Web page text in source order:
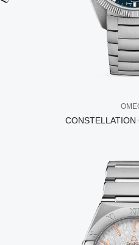
CONSTELLATION